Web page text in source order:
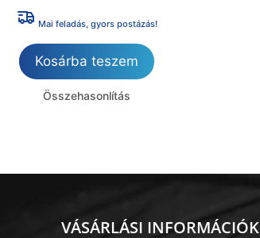
Mai feladás, gyors postázás!
Kosárba teszem
Összehasonlítás
VÁSÁRLÁSI INFORMÁCIÓK